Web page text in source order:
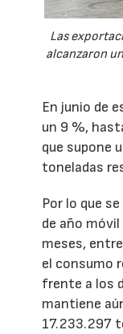
Las
alcanzaron
En junio de
un 9 %,
que supone
toneladas
Por lo que
de año
meses,
el consumo
frente a los
mantiene
17.233.297